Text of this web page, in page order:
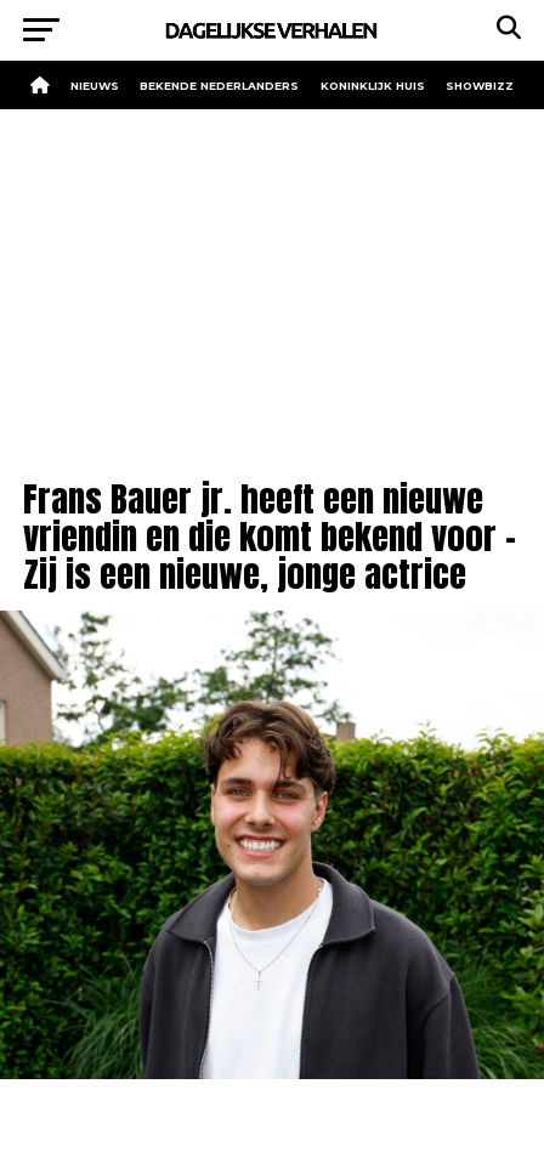
NIEUWS BEKENDE NEDERLANDERS KONINKLIJK HUIS SHOWBIZZ
Frans Bauer jr. heeft een nieuwe
vriendin en die komt bekend voor –
Zij is een nieuwe, jonge actrice